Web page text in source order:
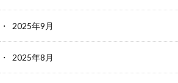
2025年9月
2025年8月